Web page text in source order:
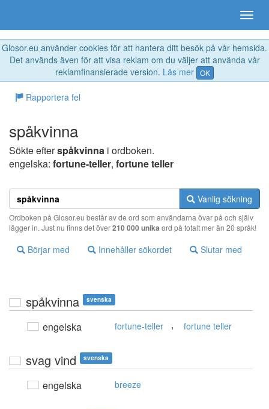
Glosor.eu använder cookies för att hantera ditt besök på vår hemsida.
Det används även för att visa reklam om du väljer att använda vår
reklamfinansierade version. Läs mer OK
Rapportera fel
spåkvinna
Sökte efterspåkvinna i ordboken.
engelska: fortune-teller, fortune teller
Vanlig sökning
Ordboken på Glosor.eu består av de ord som användarna övar på och själv
lägger in. Just nu finns det över210 000 unika ord på totalt mer än 20 språk!
Börjar med Innehåller sökordet Slutar med
spåkvinna svenska
engelska fortune-teller , fortune teller
svag vind svenska
engelska breeze